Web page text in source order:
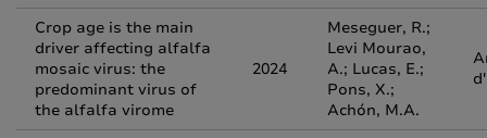
Crop age is the main
driver affecting alfalfa
mosaic virus: the
predominant virus of
the alfalfa virome
2024
Meseguer, R.;
Levi Mourao,
A.; Lucas, E.;
Pons, X.;
Achón, M.A.